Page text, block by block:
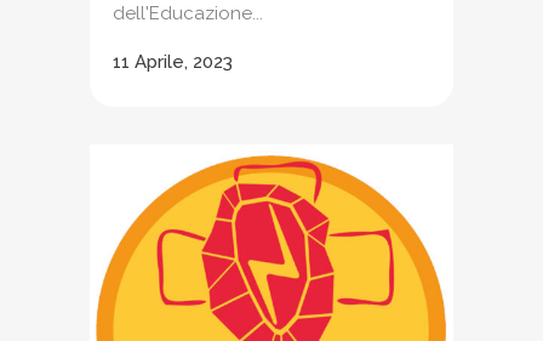
dell'Educazione...
11 Aprile, 2023